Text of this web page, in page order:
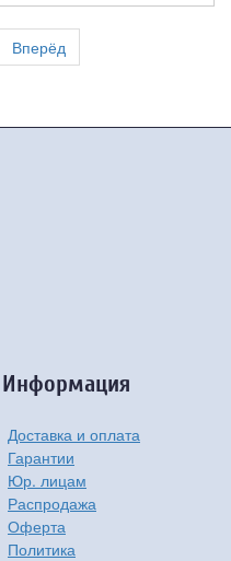
Вперёд
Информация
Доставка и оплата
Гарантии
Юр. лицам
Распродажа
Оферта
Политика